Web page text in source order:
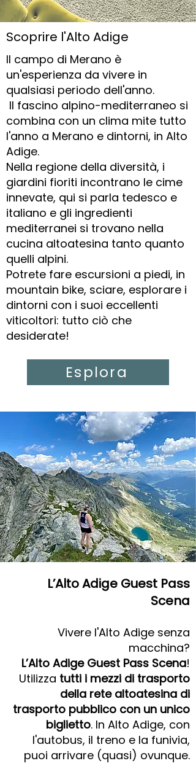
Scoprire l'Alto Adige
Il campo di Merano è
un'esperienza da vivere in
qualsiasi periodo dell'anno.
Il fascino alpino-mediterraneo si
combina con un clima mite tutto
l'anno a Merano e dintorni, in Alto
Adige.
Nella regione della diversità, i
giardini fioriti incontrano le cime
innevate, qui si parla tedesco e
italiano e gli ingredienti
mediterranei si trovano nella
cucina altoatesina tanto quanto
quelli alpini.
Potrete fare escursioni a piedi, in
mountain bike, sciare, esplorare i
dintorni con i suoi eccellenti
viticoltori: tutto ciò che
desiderate!
Esplora
L’Alto Adige Guest Pass
Scena
Vivere l'Alto Adige senza
macchina?
L’Alto Adige Guest Pass Scena!
Utilizza tutti i mezzi di trasporto
della rete altoatesina di
trasporto pubblico con un unico
biglietto. In Alto Adige, con
l'autobus, il treno e la funivia,
puoi arrivare (quasi) ovunque.